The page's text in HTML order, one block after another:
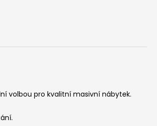
volbou pro kvalitní masivní nábytek.